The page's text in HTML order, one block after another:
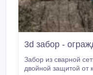
3d забор -
Забор из сварной
двойной защитой от